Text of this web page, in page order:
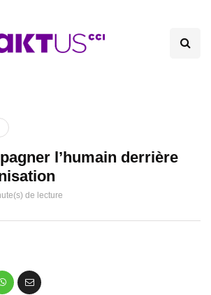
l’humain derrière
de lecture